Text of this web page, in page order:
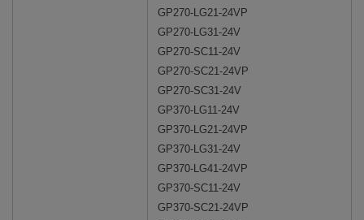
GP270-LG21-24VP
GP270-LG31-24V
GP270-SC11-24V
GP270-SC21-24VP
GP270-SC31-24V
GP370-LG11-24V
GP370-LG21-24VP
GP370-LG31-24V
GP370-LG41-24VP
GP370-SC11-24V
GP370-SC21-24VP